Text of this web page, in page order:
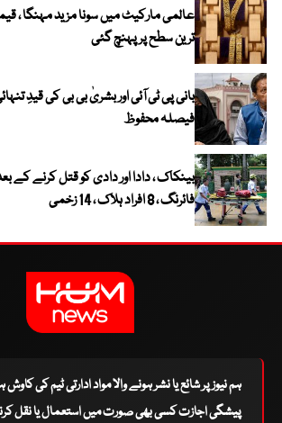
ترین سطح پر پہنچ گئی
بانی پی ٹی آئی اور بشریٰ بی بی کی قیدِ
فیصلہ محفوظ
بینکاک ، دادا اور دادی کو قتل کرنے کے
فائرنگ ، 8 افراد ہلاک ، 14 زخمی
ہم نیوز پر شائع یا نشر ہونے والا مواد ادارتی ٹیم کی
پیشگی اجازت کسی بھی صورت میں استعمال یا نقل